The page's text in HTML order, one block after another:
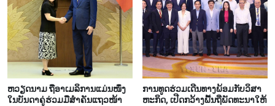
ຫ​ວຽດ​ນາມ ຖື​ອາ​ເມ​ລິ​ການ​ແມ່ນ​ໜຶ່ງ​
ໃນ​ບັນ​ດາ​ຄູ່​ຮ່ວມ​ມື​ສຳ​ຄັນ​ແຖວ​ໜ້າ
ການ​ທູດ​ຮ່ວມ​ເດີນ​ທາງ​ພ້ອມກັບ​ວິ​ສາ​
ຫະ​ກ​ິດ, ເປີດກວ້າງ​ພື້ນ​ຖີ່​ພັດ​ທະ​ນາ​ໃຫ້​